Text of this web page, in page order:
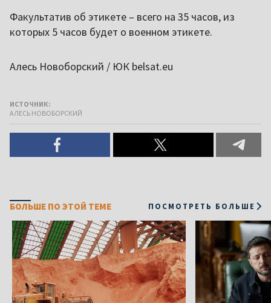
Факультатив об этикете – всего на 35 часов, из
которых 5 часов будет о военном этикете.
Алесь Новоборский / ЮК belsat.eu
ИСТОЧНИК:
АЛЕСЬ НОВОБОРСКИЙ
БОЛЬШЕ ПО ЭТОЙ ТЕМЕ ПОСМОТРЕТЬ БОЛЬШЕ